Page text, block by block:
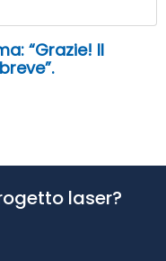
“Grazie! Il
laser?